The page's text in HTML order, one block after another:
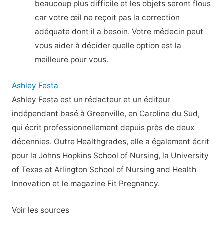
beaucoup plus difficile et les objets seront flous
car votre œil ne reçoit pas la correction
adéquate dont il a besoin. Votre médecin peut
vous aider à décider quelle option est la
meilleure pour vous.
Ashley Festa
Ashley Festa est un rédacteur et un éditeur
indépendant basé à Greenville, en Caroline du Sud,
qui écrit professionnellement depuis près de deux
décennies. Outre Healthgrades, elle a également écrit
pour la Johns Hopkins School of Nursing, la University
of Texas at Arlington School of Nursing and Health
Innovation et le magazine Fit Pregnancy.
Voir les sources